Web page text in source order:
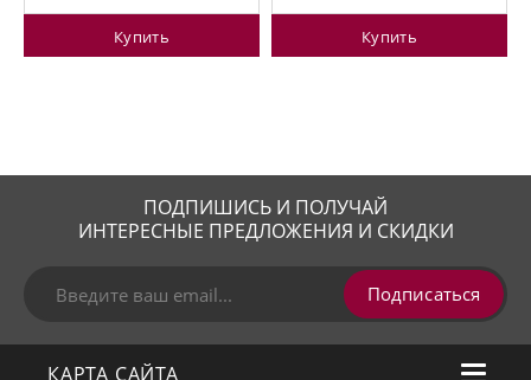
Купить Купить
ПОДПИШИСЬ И ПОЛУЧАЙ
ИНТЕРЕСНЫЕ ПРЕДЛОЖЕНИЯ И СКИДКИ
Подписаться
КАРТА САЙТА